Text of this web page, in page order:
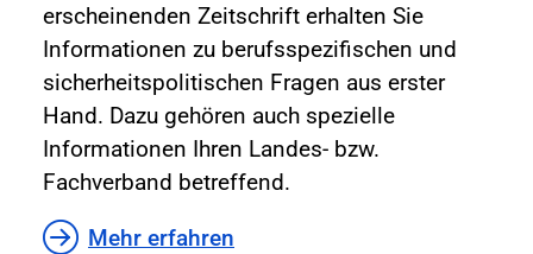
erscheinenden Zeitschrift erhalten Sie
Informationen zu berufsspezifischen und
sicherheitspolitischen Fragen aus erster
Hand. Dazu gehören auch spezielle
Informationen Ihren Landes- bzw.
Fachverband betreffend.
Mehr erfahren